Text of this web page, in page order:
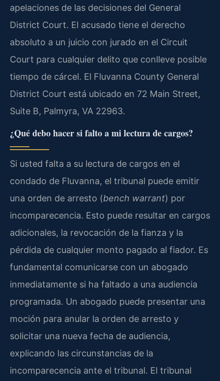
apelaciones de las decisiones del General
District Court. El acusado tiene el derecho
absoluto a un juicio con jurado en el Circuit
Court para cualquier delito que conlleve posible
tiempo de cárcel. El Fluvanna County General
District Court está ubicado en 72 Main Street,
Suite B, Palmyra, VA 22963.
¿Qué debo hacer si falto a mi lectura de cargos?
Si usted falta a su lectura de cargos en el
condado de Fluvanna, el tribunal puede emitir
una orden de arresto (bench warrant) por
incomparecencia. Esto puede resultar en cargos
adicionales, la revocación de la fianza y la
pérdida de cualquier monto pagado al fiador. Es
fundamental comunicarse con un abogado
inmediatamente si ha faltado a una audiencia
programada. Un abogado puede presentar una
moción para anular la orden de arresto y
solicitar una nueva fecha de audiencia,
explicando las circunstancias de la
incomparecencia ante el tribunal. El tribunal